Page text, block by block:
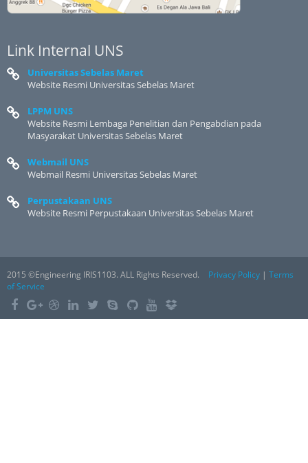
Link Internal UNS
Universitas Sebelas Maret
Website Resmi Universitas Sebelas Maret
LPPM UNS
Website Resmi Lembaga Penelitian dan Pengabdian pada
Masyarakat Universitas Sebelas Maret
Webmail UNS
Webmail Resmi Universitas Sebelas Maret
Perpustakaan UNS
Website Resmi Perpustakaan Universitas Sebelas Maret
2015 ©Engineering IRIS1103. ALL Rights Reserved. Privacy Policy | Terms
of Service